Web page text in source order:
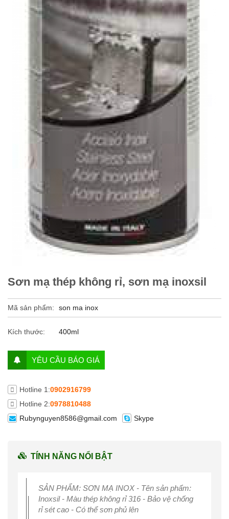
Sơn mạ thép không rỉ, sơn mạ inoxsil
Mã sản phẩm: son ma inox
Kích thước: 400ml
YÊU CẦU BÁO GIÁ
Hotline 1:0902916799
Hotline 2:0978810488
Rubynguyen8586@gmail.com
Skype
TÍNH NĂNG NỔI BẬT
SẢN PHẨM: SƠN MẠ INOX - Tên sản phẩm:
Inoxsil - Màu thép không rỉ 316 - Bảo vệ chống
rỉ sét cao - Có thể sơn phủ lên